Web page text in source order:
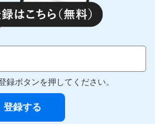
録ボタンを押してください。